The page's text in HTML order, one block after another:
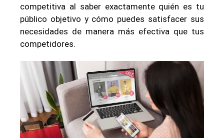
competitiva al saber exactamente quién es tu
público objetivo y cómo puedes satisfacer sus
necesidades de manera más efectiva que tus
competidores.